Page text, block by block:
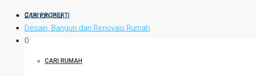
CARI PROPERTI
CARI RUMAH
2 tahun lalu
Desain, Bangun dan Renovasi Rumah
0